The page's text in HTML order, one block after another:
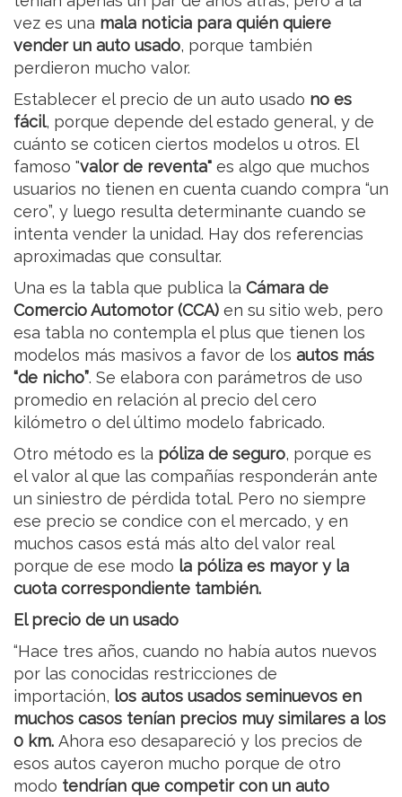
vez es una mala noticia para quién quiere
vender un auto usado, porque también
perdieron mucho valor.
Establecer el precio de un auto usado no es
fácil, porque depende del estado general, y de
cuánto se coticen ciertos modelos u otros. El
famoso "valor de reventa" es algo que muchos
usuarios no tienen en cuenta cuando compra “un
cero”, y luego resulta determinante cuando se
intenta vender la unidad. Hay dos referencias
aproximadas que consultar.
Una es la tabla que publica la Cámara de
Comercio Automotor (CCA) en su sitio web, pero
esa tabla no contempla el plus que tienen los
modelos más masivos a favor de los autos más
“de nicho”. Se elabora con parámetros de uso
promedio en relación al precio del cero
kilómetro o del último modelo fabricado.
Otro método es la póliza de seguro, porque es
el valor al que las compañías responderán ante
un siniestro de pérdida total. Pero no siempre
ese precio se condice con el mercado, y en
muchos casos está más alto del valor real
porque de ese modo la póliza es mayor y la
cuota correspondiente también.
El precio de un usado
“Hace tres años, cuando no había autos nuevos
por las conocidas restricciones de
importación, los autos usados seminuevos en
muchos casos tenían precios muy similares a los
0 km. Ahora eso desapareció y los precios de
esos autos cayeron mucho porque de otro
modo tendrían que competir con un auto